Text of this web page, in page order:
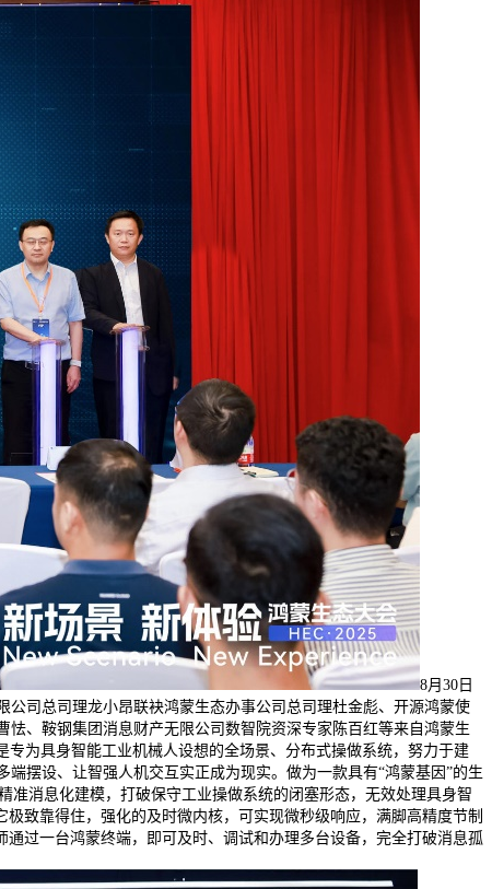
8月30日
公司总司理龙小昂联袂鸿蒙生态办事公司总司理杜金彪、开源鸿蒙使
、鞍钢集团消息财产无限公司数智院资深专家陈百红等来自鸿蒙生
为具身智能工业机械人设想的全场景、分布式操做系统，努力于建
摆设、让智强人机交互实正成为现实。做为一款具有“鸿蒙基因”的生
消息化建模，打破保守工业操做系统的闭塞形态，无效处理具身智
致靠得住，强化的及时微内核，可实现微秒级响应，满脚高精度节制
过一台鸿蒙终端，即可及时、调试和办理多台设备，完全打破消息孤